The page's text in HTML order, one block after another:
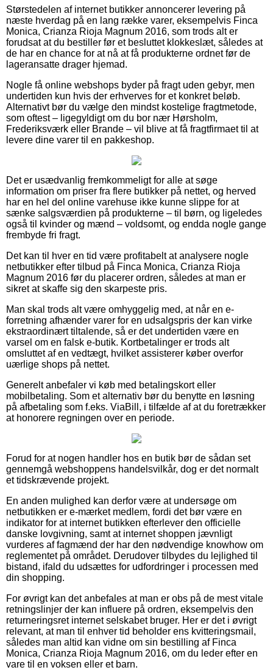
Størstedelen af internet butikker annoncerer levering på
næste hverdag på en lang række varer, eksempelvis Finca
Monica, Crianza Rioja Magnum 2016, som trods alt er
forudsat at du bestiller før et besluttet klokkeslæt, således at
de har en chance for at nå at få produkterne ordnet før de
lageransatte drager hjemad.
Nogle få online webshops byder på fragt uden gebyr, men
undertiden kun hvis der erhverves for et konkret beløb.
Alternativt bør du vælge den mindst kostelige fragtmetode,
som oftest – ligegyldigt om du bor nær Hørsholm,
Frederiksværk eller Brande – vil blive at få fragtfirmaet til at
levere dine varer til en pakkeshop.
Det er usædvanlig fremkommeligt for alle at søge
information om priser fra flere butikker på nettet, og herved
har en hel del online varehuse ikke kunne slippe for at
sænke salgsværdien på produkterne – til børn, og ligeledes
også til kvinder og mænd – voldsomt, og endda nogle gange
frembyde fri fragt.
Det kan til hver en tid være profitabelt at analysere nogle
netbutikker efter tilbud på Finca Monica, Crianza Rioja
Magnum 2016 før du placerer ordren, således at man er
sikret at skaffe sig den skarpeste pris.
Man skal trods alt være omhyggelig med, at når en e-
forretning afhænder varer for en udsalgspris der kan virke
ekstraordinært tiltalende, så er det undertiden være en
varsel om en falsk e-butik. Kortbetalinger er trods alt
omsluttet af en vedtægt, hvilket assisterer køber overfor
uærlige shops på nettet.
Generelt anbefaler vi køb med betalingskort eller
mobilbetaling. Som et alternativ bør du benytte en løsning
på afbetaling som f.eks. ViaBill, i tilfælde af at du foretrækker
at honorere regningen over en periode.
Forud for at nogen handler hos en butik bør de sådan set
gennemgå webshoppens handelsvilkår, dog er det normalt
et tidskrævende projekt.
En anden mulighed kan derfor være at undersøge om
netbutikken er e-mærket medlem, fordi det bør være en
indikator for at internet butikken efterlever den officielle
danske lovgivning, samt at internet shoppen jævnligt
vurderes af fagmænd der har den nødvendige knowhow om
reglementet på området. Derudover tilbydes du lejlighed til
bistand, ifald du udsættes for udfordringer i processen med
din shopping.
For øvrigt kan det anbefales at man er obs på de mest vitale
retningslinjer der kan influere på ordren, eksempelvis den
returneringsret internet selskabet bruger. Her er det i øvrigt
relevant, at man til enhver tid beholder ens kvitteringsmail,
således man altid kan vidne om sin bestilling af Finca
Monica, Crianza Rioja Magnum 2016, om du leder efter en
vare til en voksen eller et barn.